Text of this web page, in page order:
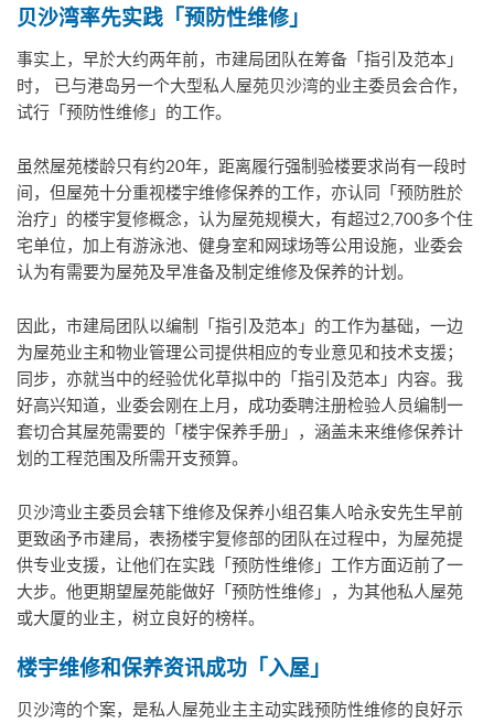
贝沙湾率先实践「预防性维修」
事实上，早於大约两年前，市建局团队在筹备「指引及范本」
时， 已与港岛另一个大型私人屋苑贝沙湾的业主委员会合作，
试行「预防性维修」的工作。
虽然屋苑楼龄只有约20年，距离履行强制验楼要求尚有一段时
间，但屋苑十分重视楼宇维修保养的工作，亦认同「预防胜於
治疗」的楼宇复修概念，认为屋苑规模大，有超过2,700多个住
宅单位，加上有游泳池、健身室和网球场等公用设施，业委会
认为有需要为屋苑及早准备及制定维修及保养的计划。
因此，市建局团队以编制「指引及范本」的工作为基础，一边
为屋苑业主和物业管理公司提供相应的专业意见和技术支援；
同步，亦就当中的经验优化草拟中的「指引及范本」内容。我
好高兴知道，业委会刚在上月，成功委聘注册检验人员编制一
套切合其屋苑需要的「楼宇保养手册」，涵盖未来维修保养计
划的工程范围及所需开支预算。
贝沙湾业主委员会辖下维修及保养小组召集人哈永安先生早前
更致函予市建局，表扬楼宇复修部的团队在过程中，为屋苑提
供专业支援，让他们在实践「预防性维修」工作方面迈前了一
大步。他更期望屋苑能做好「预防性维修」，为其他私人屋苑
或大厦的业主，树立良好的榜样。
楼宇维修和保养资讯成功「入屋」
贝沙湾的个案，是私人屋苑业主主动实践预防性维修的良好示